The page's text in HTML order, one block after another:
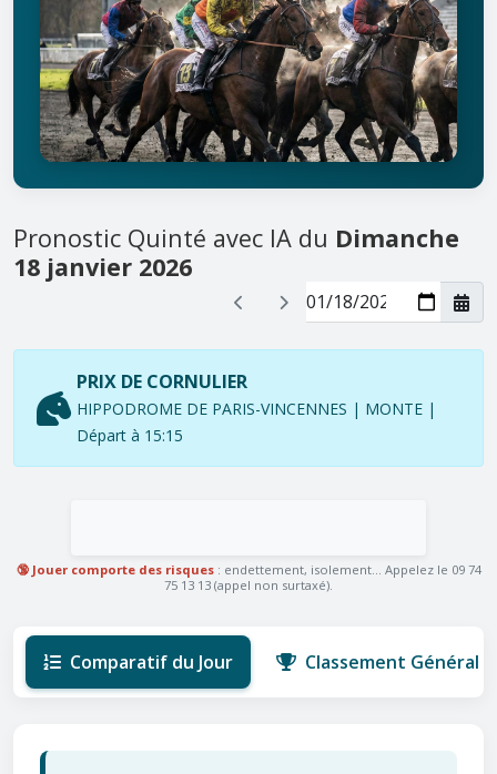
Pronostic Quinté avec IA du Dimanche
18 janvier 2026
PRIX DE CORNULIER
HIPPODROME DE PARIS-VINCENNES | MONTE |
Départ à 15:15
🔞 Jouer comporte des risques: endettement, isolement... Appelez le 09 74
75 13 13 (appel non surtaxé).
Comparatif du Jour Classement Général